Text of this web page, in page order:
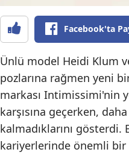
Facebook'ta
Ünlü model Heidi Klum
pozlarına rağmen yeni
markası Intimissimi'nin
karşısına geçerken,
kalmadıklarını
kariyerlerinde önemli bir